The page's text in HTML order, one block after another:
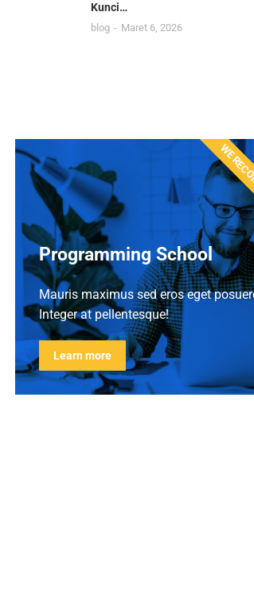
Kunci…
blog Maret 6, 2026
Programming School
Mauris maximus sed eros eget
Integer at pellentesque!
Learn more
WE